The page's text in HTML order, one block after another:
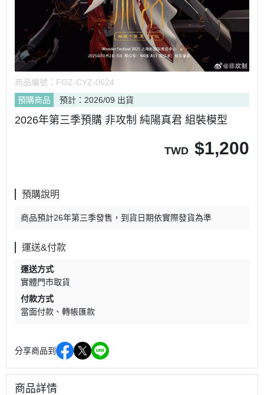
商品編號： FGZ-CYZ-0624
預購商品
預計：2026/09 出貨
2026年第三季預購 非攻制 純陽真君 組裝模型
TWD $1,200
預購說明
商品預計26年第三季發售，到貨日期依實際發貨為準
運送&付款
運送方式
實體門市取貨
付款方式
當面付款
轉帳匯款
分享商品到
商品詳情